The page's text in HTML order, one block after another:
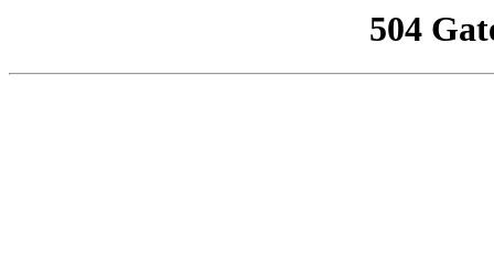
504